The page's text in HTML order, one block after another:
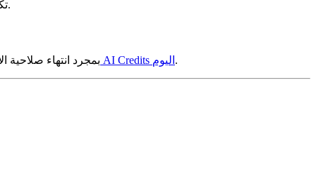
تكتمل معظم المعاملات في غضون 1-2 أسبوع. قد تستغرق المبالغ الأكبر وقتًا أطول قليلاً. كلما بدأت مبكرًا، زادت القيمة التي يمكنك استردادها.
بمجرد انتهاء صلاحية اتصل بـ AI Credits اليوم .